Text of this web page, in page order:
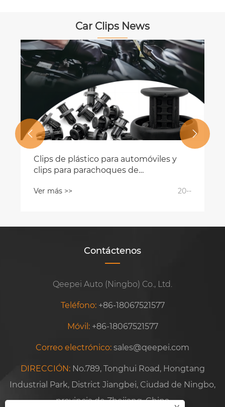
Car Clips News
Sujetadores automotrices para la serie
BMW 3 5 7 y la serie X
Ver más >> 20--
 
Contáctenos
Qeepei Auto (Ningbo) Co., Ltd.
Teléfono: +86-18067521577
Móvil: +86-18067521577
Correo electrónico: sales@qeepei.com
DIRECCIÓN: No.789, Tonghui Road, Hongtang
Industrial Park, District Jiangbei, Ciudad de Ningbo,
provincia de Zhejiang, China